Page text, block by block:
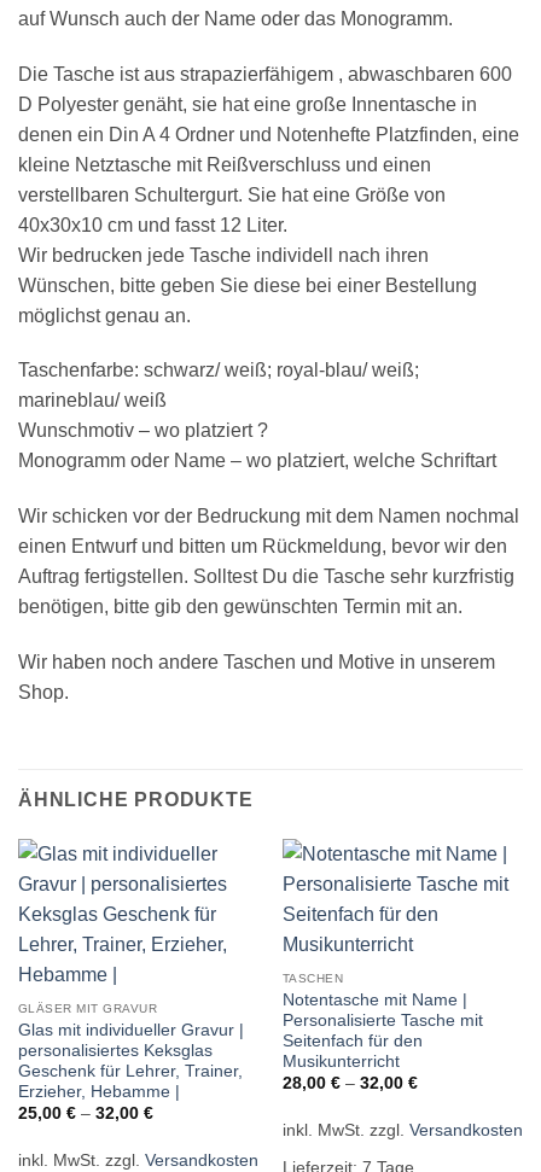
auf Wunsch auch der Name oder das Monogramm.
Die Tasche ist aus strapazierfähigem , abwaschbaren 600
D Polyester genäht, sie hat eine große Innentasche in
denen ein Din A 4 Ordner und Notenhefte Platzfinden, eine
kleine Netztasche mit Reißverschluss und einen
verstellbaren Schultergurt. Sie hat eine Größe von
40x30x10 cm und fasst 12 Liter.
Wir bedrucken jede Tasche individell nach ihren
Wünschen, bitte geben Sie diese bei einer Bestellung
möglichst genau an.
Taschenfarbe: schwarz/ weiß; royal-blau/ weiß;
marineblau/ weiß
Wunschmotiv – wo platziert ?
Monogramm oder Name – wo platziert, welche Schriftart
Wir schicken vor der Bedruckung mit dem Namen nochmal
einen Entwurf und bitten um Rückmeldung, bevor wir den
Auftrag fertigstellen. Solltest Du die Tasche sehr kurzfristig
benötigen, bitte gib den gewünschten Termin mit an.
Wir haben noch andere Taschen und Motive in unserem
Shop.
ÄHNLICHE PRODUKTE
GLÄSER MIT GRAVUR
Glas mit individueller Gravur |
personalisiertes Keksglas
Geschenk für Lehrer, Trainer,
Erzieher, Hebamme |
25,00 €– 32,00 €
inkl. MwSt. zzgl. Versandkosten
TASCHEN
Notentasche mit Name |
Personalisierte Tasche mit
Seitenfach für den
Musikunterricht
28,00 €– 32,00 €
inkl. MwSt. zzgl. Versandkosten
Lieferzeit: 7 Tage